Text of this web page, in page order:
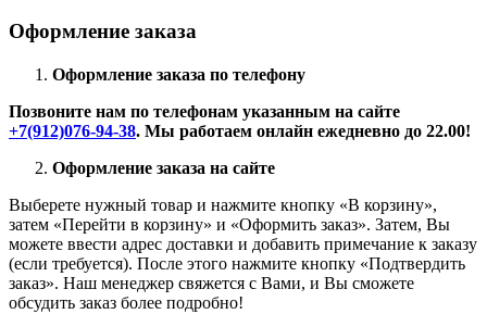
Оформление заказа
Оформление заказа по телефону
Позвоните нам по телефонам указанным на сайте
+7(912)076-94-38. Мы работаем онлайн ежедневно до 22.00!
Оформление заказа на сайте
Выберете нужный товар и нажмите кнопку «В корзину»,
затем «Перейти в корзину» и «Оформить заказ». Затем, Вы
можете ввести адрес доставки и добавить примечание к заказу
(если требуется). После этого нажмите кнопку «Подтвердить
заказ». Наш менеджер свяжется с Вами, и Вы сможете
обсудить заказ более подробно!